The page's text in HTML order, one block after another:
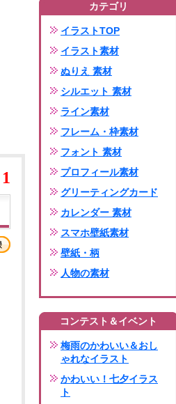
1
カテゴリ
イラストTOP
イラスト素材
ぬりえ 素材
シルエット 素材
ライン素材
フレーム・枠素材
フォント 素材
プロフィール素材
グリーティングカード
カレンダー 素材
スマホ壁紙素材
壁紙・柄
人物の素材
コンテスト＆イベント
梅雨のかわいい＆おし
ゃれなイラスト
かわいい！七夕イラス
ト